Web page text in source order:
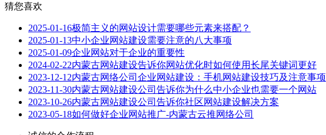
猜您喜欢
2025-01-16极简主义的网站设计需要哪些元素来搭配？
2025-01-13中小企业网站建设需要注意的八大事项
2025-01-09企业网站对于企业的重要性
2024-02-22内蒙古网站建设告诉你网站优化时如何使用长尾关键词更好
2023-12-12内蒙古网络公司企业网站建设：手机网站建设技巧及注意事项
2023-11-30内蒙古网站建设公司告诉你为什么中小企业也需要一个网站
2023-10-26内蒙古网站建设公司告诉你社区网站建设解决方案
2023-05-18如何做好企业网站推广-内蒙古云推网络公司